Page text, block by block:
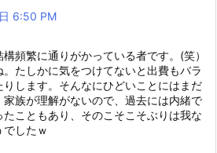
6:50 PM
頻繁に通りがかっている者です。(笑）
たしかに気をつけてないと出費もバラ
します。そんなにひどいことにはまだ
族が理解がないので、過去には内緒で
こともあり、そのこそこそぶりは我な
したｗ